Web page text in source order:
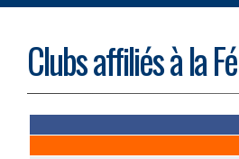
Clubs affiliés à la